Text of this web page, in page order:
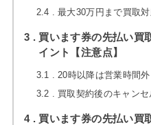
2.4
最大30万円まで買取
3
買います券の先払い買
イント【注意点】
3.1
20時以降は営業時間外
3.2
買取契約後のキャン
4
買います券の先払い買